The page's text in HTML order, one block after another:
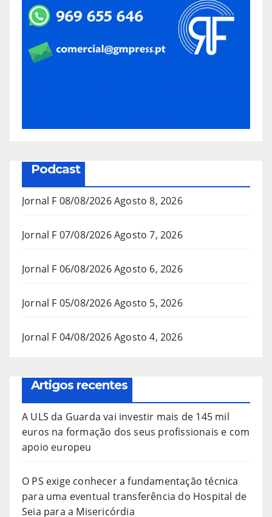
Podcast
Jornal F 08/08/2026Agosto 8, 2026
Jornal F 07/08/2026Agosto 7, 2026
Jornal F 06/08/2026Agosto 6, 2026
Jornal F 05/08/2026Agosto 5, 2026
Jornal F 04/08/2026Agosto 4, 2026
Artigos recentes
A ULS da Guarda vai investir mais de 145 mil
euros na formação dos seus profissionais e com
apoio europeu
O PS exige conhecer a fundamentação técnica
para uma eventual transferência do Hospital de
Seia para a Misericórdia